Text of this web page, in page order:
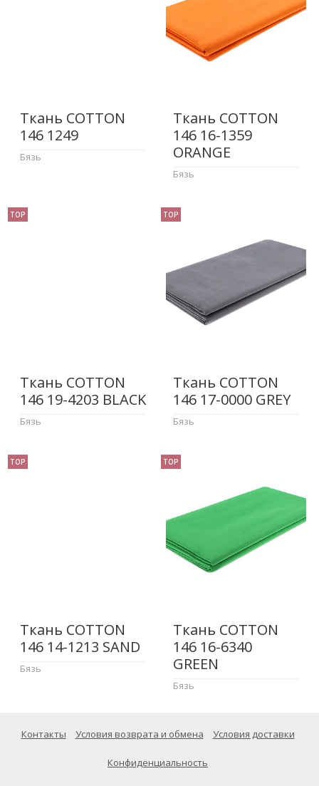
Ткань COTTON
146 1249
Бязь
Ткань COTTON
146 16-1359
ORANGE
Бязь
TOP
Ткань COTTON
146 19-4203 BLACK
Бязь
TOP
Ткань COTTON
146 17-0000 GREY
Бязь
TOP
Ткань COTTON
146 14-1213 SAND
Бязь
TOP
Ткань COTTON
146 16-6340
GREEN
Бязь
Контакты Условия возврата и обмена Условия доставки
Конфиденциальность